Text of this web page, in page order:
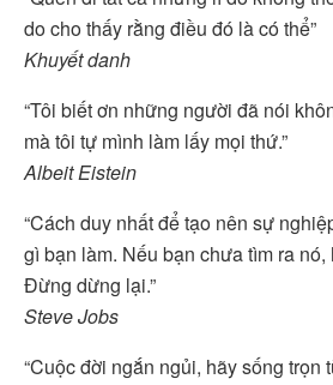
do cho thấy rằng điều đó là có thể”
Khuyết danh
“Tôi biết ơn những người đã nói
mà tôi tự mình làm lấy mọi thứ.”
Albeit Eistein
“Cách duy nhất để tạo nên sự
gì bạn làm. Nếu bạn chưa tìm ra nó,
Đừng dừng lại.”
Steve Jobs
“Cuộc đời ngắn ngủi, hãy sống trọn